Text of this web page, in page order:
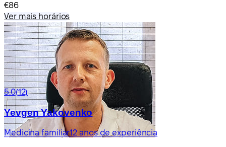
€86
Ver mais horários
5.0(12)
Yevgen Yakovenko
Medicina familiar12 anos de experiência